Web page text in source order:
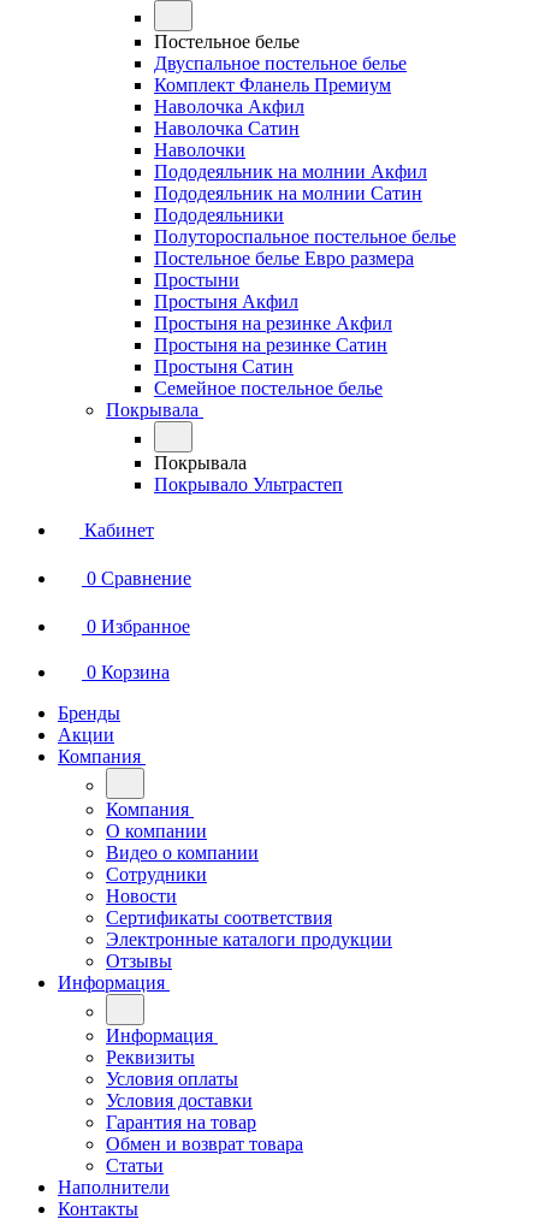
Постельное белье
Двуспальное постельное белье
Комплект Фланель Премиум
Наволочка Акфил
Наволочка Сатин
Наволочки
Пододеяльник на молнии Акфил
Пододеяльник на молнии Сатин
Пододеяльники
Полутороспальное постельное белье
Постельное белье Евро размера
Простыни
Простыня Акфил
Простыня на резинке Акфил
Простыня на резинке Сатин
Простыня Сатин
Семейное постельное белье
Покрывала
Покрывала
Покрывало Ультрастеп
Кабинет
0 Сравнение
0 Избранное
0 Корзина
Бренды
Акции
Компания
Компания
О компании
Видео о компании
Сотрудники
Новости
Сертификаты соответствия
Электронные каталоги продукции
Отзывы
Информация
Информация
Реквизиты
Условия оплаты
Условия доставки
Гарантия на товар
Обмен и возврат товара
Статьи
Наполнители
Контакты